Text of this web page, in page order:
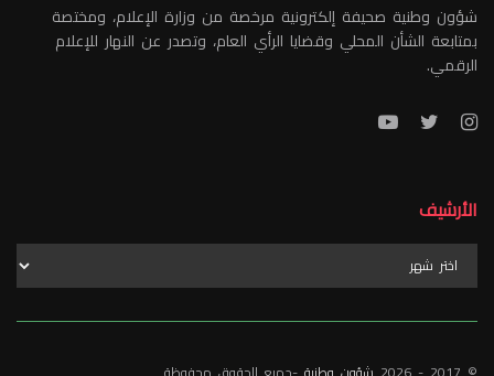
شؤون وطنية صحيفة إلكترونية مرخصة من وزارة الإعلام، ومختصة
بمتابعة الشأن المحلي وقضايا الرأي العام، وتصدر عن النهار للإعلام
الرقمي.
الأرشيف
الأرشيف